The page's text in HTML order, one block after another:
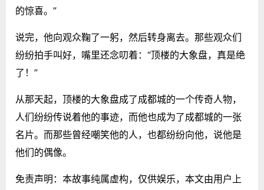
的惊喜。”
说完，他向观众鞠了一躬，然后转身离去。那些观众们
纷纷拍手叫好，嘴里还念叨着：“顶楼的大象盘，真是绝
了！”
从那天起，顶楼的大象盘成了成都城的一个传奇人物，
人们纷纷传说着他的事迹，而他也成为了成都城的一张
名片。而那些曾经嘲笑他的人，也都纷纷向他，说他是
他们的偶像。
免责声明：本故事纯属虚构，仅供娱乐，本文由用户上